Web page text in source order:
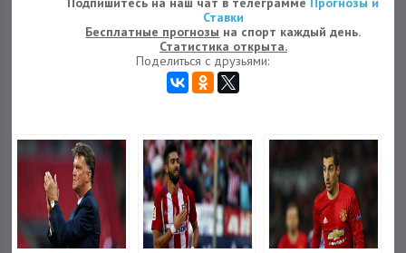
Ставки
Бесплатные прогнозы на спорт каждый день.
Статистика открыта.
Поделиться с друзьями: